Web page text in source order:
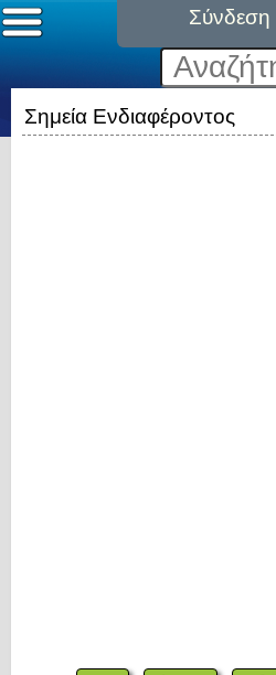
Σύνδεση
Σημεία Ενδιαφέροντος